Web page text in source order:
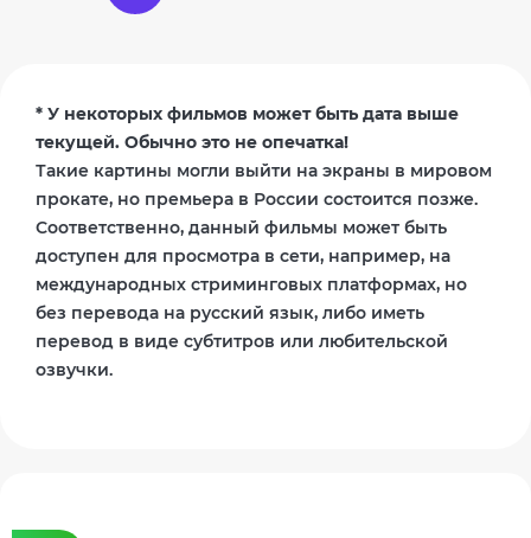
* У некоторых фильмов может быть дата выше
текущей. Обычно это не опечатка!
Такие картины могли выйти на экраны в мировом
прокате, но премьера в России состоится позже.
Соответственно, данный фильмы может быть
доступен для просмотра в сети, например, на
международных стриминговых платформах, но
без перевода на русский язык, либо иметь
перевод в виде субтитров или любительской
озвучки.